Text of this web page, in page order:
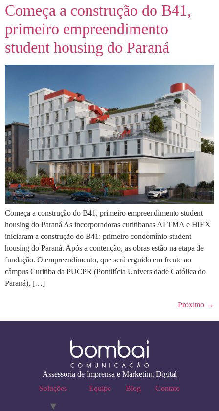
Começa a construção do B41,
primeiro empreendimento
student housing do Paraná
Começa a construção do B41, primeiro empreendimento student
housing do Paraná As incorporadoras curitibanas ALTMA e HIEX
iniciaram a construção do B41: primeiro condomínio student
housing do Paraná. Após a contenção, as obras estão na etapa de
fundação. O empreendimento, que será erguido em frente ao
câmpus Curitiba da PUCPR (Pontifícia Universidade Católica do
Paraná), […]
Próximo →
Assessoria de Imprensa e Marketing Digital
Soluções
Equipe Blog Contato